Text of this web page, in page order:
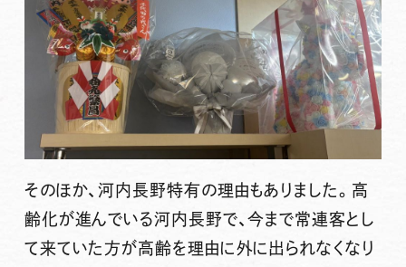
そのほか、河内長野特有の理由もありました。高
齢化が進んでいる河内長野で、今まで常連客とし
て来ていた方が高齢を理由に外に出られなくなり